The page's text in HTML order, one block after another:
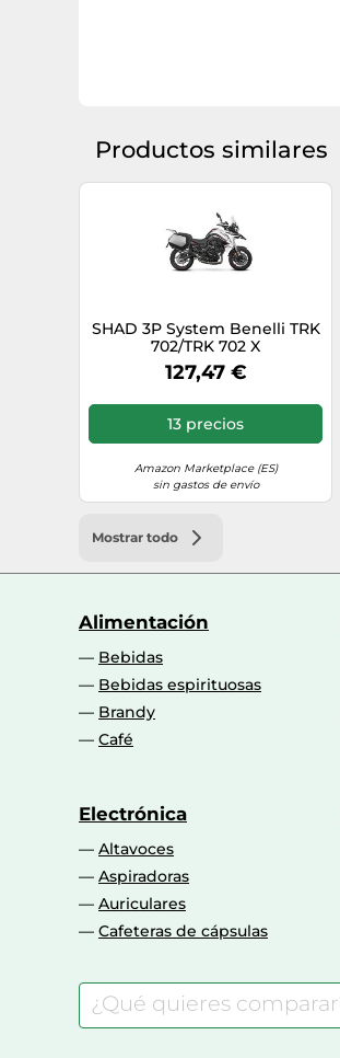
Productos similares
SHAD 3P System Benelli TRK
702/TRK 702 X
127,47 €
13 precios
Amazon Marketplace (ES)
sin gastos de envío
Mostrar todo
Alimentación
Bebidas
Bebidas espirituosas
Brandy
Café
Electrónica
Altavoces
Aspiradoras
Auriculares
Cafeteras de cápsulas